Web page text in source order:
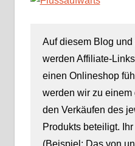
Auf diesem Blog und
werden Affiliate-
einen Onlineshop
werden wir zu einem
den Verkäufen des
Produkts beteiligt.